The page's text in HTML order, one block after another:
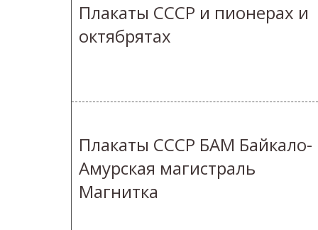
Плакаты СССР и пионерах и
октябрятах
Плакаты СССР БАМ Байкало-
Амурская магистраль
Магнитка